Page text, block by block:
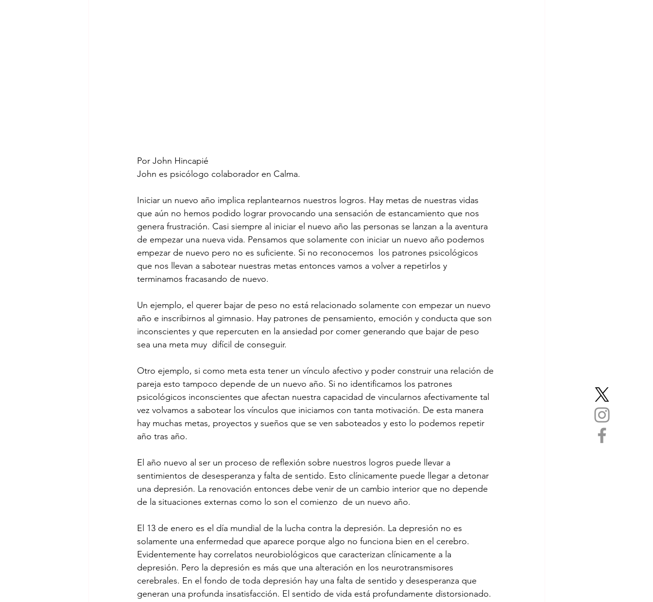
Por John Hincapié
John es psicólogo colaborador en Calma.
Iniciar un nuevo año implica replantearnos nuestros logros. Hay metas de nuestras vidas
que aún no hemos podido lograr provocando una sensación de estancamiento que nos
genera frustración. Casi siempre al iniciar el nuevo año las personas se lanzan a la aventura
de empezar una nueva vida. Pensamos que solamente con iniciar un nuevo año podemos
empezar de nuevo pero no es suficiente. Si no reconocemos  los patrones psicológicos
que nos llevan a sabotear nuestras metas entonces vamos a volver a repetirlos y
terminamos fracasando de nuevo.
Un ejemplo, el querer bajar de peso no está relacionado solamente con empezar un nuevo
año e inscribirnos al gimnasio. Hay patrones de pensamiento, emoción y conducta que son
inconscientes y que repercuten en la ansiedad por comer generando que bajar de peso
sea una meta muy  difícil de conseguir.
Otro ejemplo, si como meta esta tener un vínculo afectivo y poder construir una relación de
pareja esto tampoco depende de un nuevo año. Si no identificamos los patrones
psicológicos inconscientes que afectan nuestra capacidad de vincularnos afectivamente tal
vez volvamos a sabotear los vínculos que iniciamos con tanta motivación. De esta manera
hay muchas metas, proyectos y sueños que se ven saboteados y esto lo podemos repetir
año tras año.
El año nuevo al ser un proceso de reflexión sobre nuestros logros puede llevar a
sentimientos de desesperanza y falta de sentido. Esto clínicamente puede llegar a detonar
una depresión. La renovación entonces debe venir de un cambio interior que no depende
de la situaciones externas como lo son el comienzo  de un nuevo año.
El 13 de enero es el día mundial de la lucha contra la depresión. La depresión no es
solamente una enfermedad que aparece porque algo no funciona bien en el cerebro.
Evidentemente hay correlatos neurobiológicos que caracterizan clínicamente a la
depresión. Pero la depresión es más que una alteración en los neurotransmisores
cerebrales. En el fondo de toda depresión hay una falta de sentido y desesperanza que
generan una profunda insatisfacción. El sentido de vida está profundamente distorsionado.